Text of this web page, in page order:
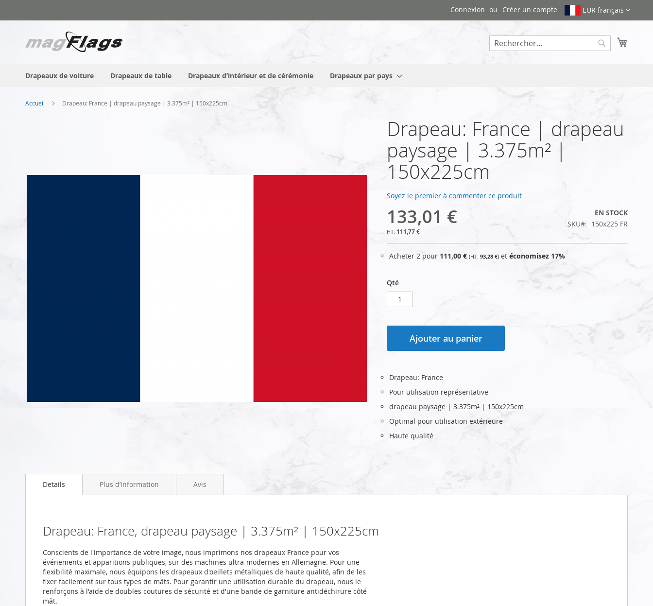
au
EUR français
Connexion Créer un compte
Drapeaux de voiture Drapeaux de table Drapeaux d’intérieur et de cérémonie Drapeaux par pays
Accueil Drapeau: France | drapeau paysage | 3.375m² | 150x225cm
to
gallery
Drapeau: France | drapeau
paysage | 3.375m² |
150x225cm
Soyez le premier à commenter ce produit
133,01 €
111,77 €
EN STOCK
SKU
150x225 FR
Acheter 2 pour 111,00 € 93,28 € et économisez 17%
Qté
Ajouter au panier
Drapeau: France
Pour utilisation représentative
drapeau paysage | 3.375m² | 150x225cm
Optimal pour utilisation extérieure
Haute qualité
Details
Drapeau: France, drapeau paysage | 3.375m² | 150x225cm
Conscients de l'importance de votre image, nous imprimons nos drapeaux France pour vos
événements et apparitions publiques, sur des machines ultra-modernes en Allemagne. Pour une
flexibilité maximale, nous équipons les drapeaux d'oeillets métalliques de haute qualité, afin de les
fixer facilement sur tous types de mâts. Pour garantir une utilisation durable du drapeau, nous le
renforçons à l'aide de doubles coutures de sécurité et d'une bande de garniture antidéchirure côté
mât.
Plus d’information Avis